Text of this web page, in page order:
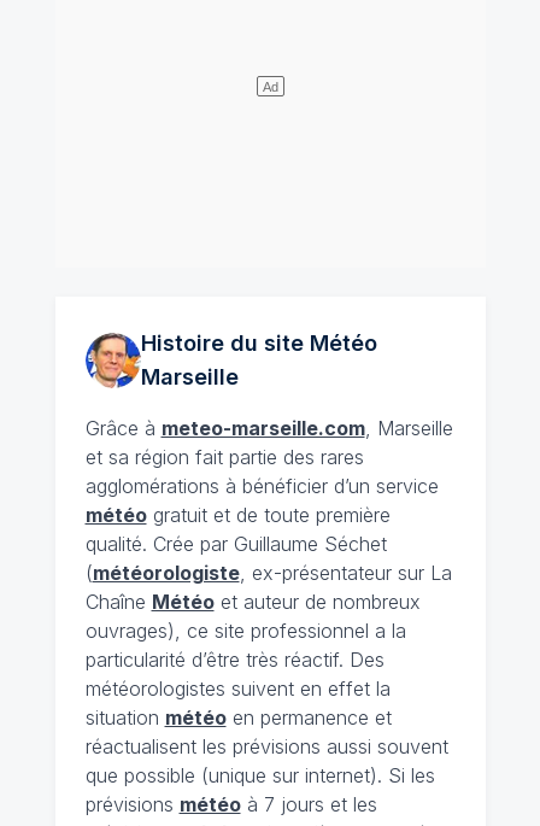
Histoire du site Météo
Marseille
Grâce à meteo-marseille.com, Marseille
et sa région fait partie des rares
agglomérations à bénéficier d’un service
météogratuit et de toute première
qualité. Crée par Guillaume Séchet
(météorologiste, ex-présentateur sur La
Chaîne Météoet auteur de nombreux
ouvrages), ce site professionnel a la
particularité d’être très réactif. Des
météorologistes suivent en effet la
situation météoen permanence et
réactualisent les prévisions aussi souvent
que possible (unique sur internet). Si les
prévisions météoà 7 jours et les